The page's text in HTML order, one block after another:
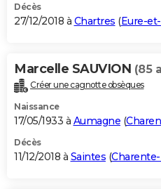
Décès
27/12/2018 à Chartres (Eure-
Marcelle SAUVION (85
Créer une cagnotte obsèques
Naissance
17/05/1933 à Aumagne (
Décès
11/12/2018 à Saintes (